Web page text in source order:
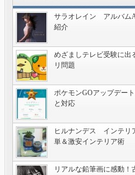
サラオレイン アルバム
紹介
めざましテレビ受験に出
リ問題
ポケモンGOアップデー
と対応
ヒルナンデス インテリ
単＆激安インテリア術
リアルな鉛筆画に感動